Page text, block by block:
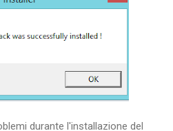
durante l'installazione del